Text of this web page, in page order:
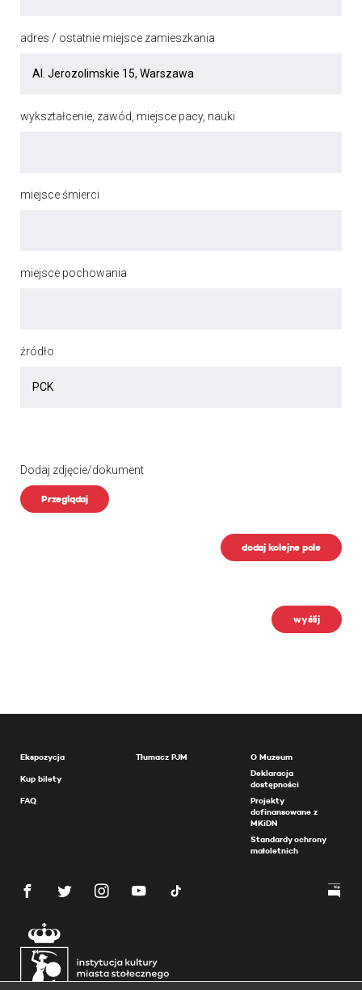
adres / ostatnie miejsce zamieszkania
wykształcenie, zawód, miejsce pacy, nauki
miejsce śmierci
miejsce pochowania
źródło
Dodaj zdjęcie/dokument
Przeglądaj
dodaj kolejne pole
wyślij
Ekspozycja
Kup bilety
FAQ
Tłumacz PJM
O Muzeum
Deklaracja
dostępności
Projekty
dofinansowane z
MKiDN
Standardy ochrony
małoletnich